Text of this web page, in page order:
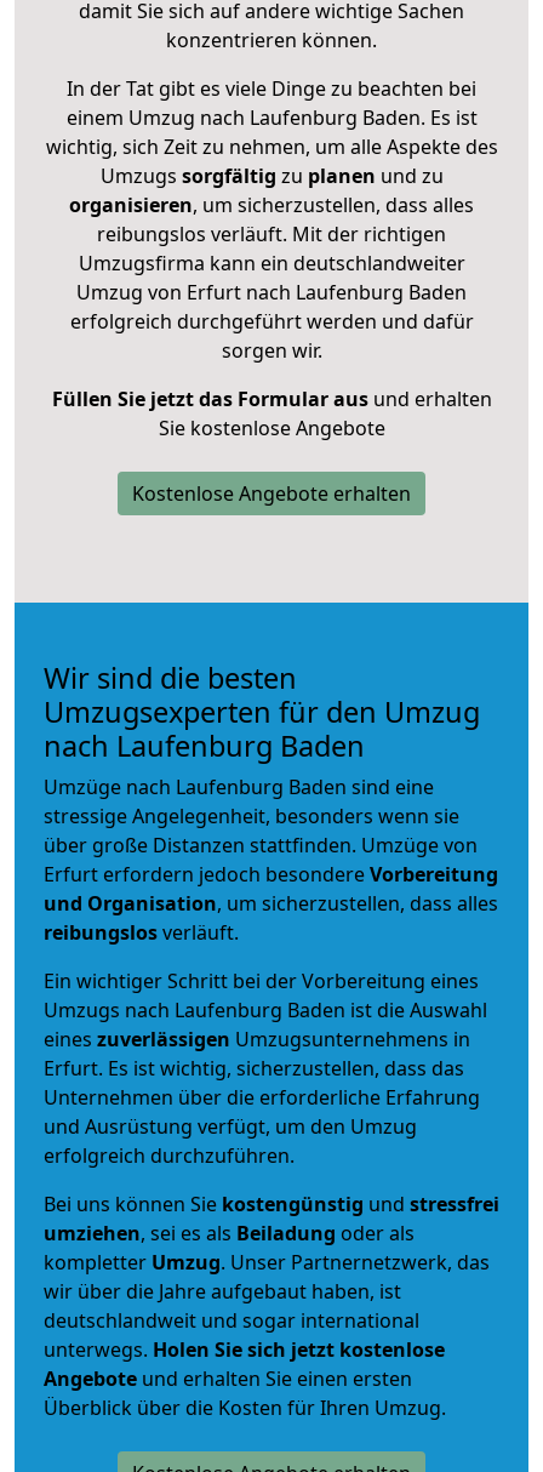
damit Sie sich auf andere wichtige Sachen
konzentrieren können.
In der Tat gibt es viele Dinge zu beachten bei
einem Umzug nach Laufenburg Baden. Es ist
wichtig, sich Zeit zu nehmen, um alle Aspekte des
Umzugs sorgfältig zu planen und zu
organisieren, um sicherzustellen, dass alles
reibungslos verläuft. Mit der richtigen
Umzugsfirma kann ein deutschlandweiter
Umzug von Erfurt nach Laufenburg Baden
erfolgreich durchgeführt werden und dafür
sorgen wir.
Füllen Sie jetzt das Formular ausund erhalten
Sie kostenlose Angebote
Kostenlose Angebote erhalten
Wir sind die besten
Umzugsexperten für den Umzug
nach Laufenburg Baden
Umzüge nach Laufenburg Baden sind eine
stressige Angelegenheit, besonders wenn sie
über große Distanzen stattfinden. Umzüge von
Erfurt erfordern jedoch besondereVorbereitung
und Organisation, um sicherzustellen, dass alles
reibungslosverläuft.
Ein wichtiger Schritt bei der Vorbereitung eines
Umzugs nach Laufenburg Baden ist die Auswahl
eines zuverlässigen Umzugsunternehmens in
Erfurt. Es ist wichtig, sicherzustellen, dass das
Unternehmen über die erforderliche Erfahrung
und Ausrüstung verfügt, um den Umzug
erfolgreich durchzuführen.
Bei uns können Sie kostengünstig und stressfrei
umziehen, sei es als Beiladung oder als
kompletter Umzug. Unser Partnernetzwerk, das
wir über die Jahre aufgebaut haben, ist
deutschlandweit und sogar international
unterwegs. Holen Sie sich jetzt kostenlose
Angebote und erhalten Sie einen ersten
Überblick über die Kosten für Ihren Umzug.